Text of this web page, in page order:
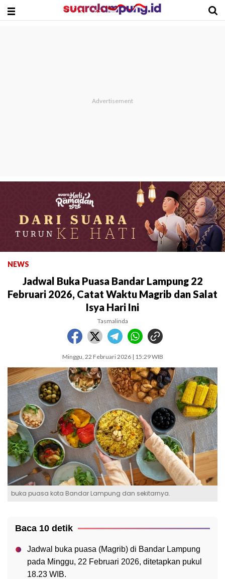
NEWS
Jadwal Buka Puasa Bandar Lampung 22
Februari 2026, Catat Waktu Magrib dan Salat
Isya Hari Ini
Tasmalinda
Minggu, 22 Februari 2026 | 15:29 WIB
buka puasa kota Bandar Lampung dan sekitarnya.
Baca 10 detik
Jadwal buka puasa (Magrib) di Bandar Lampung
pada Minggu, 22 Februari 2026, ditetapkan pukul
18.23 WIB.